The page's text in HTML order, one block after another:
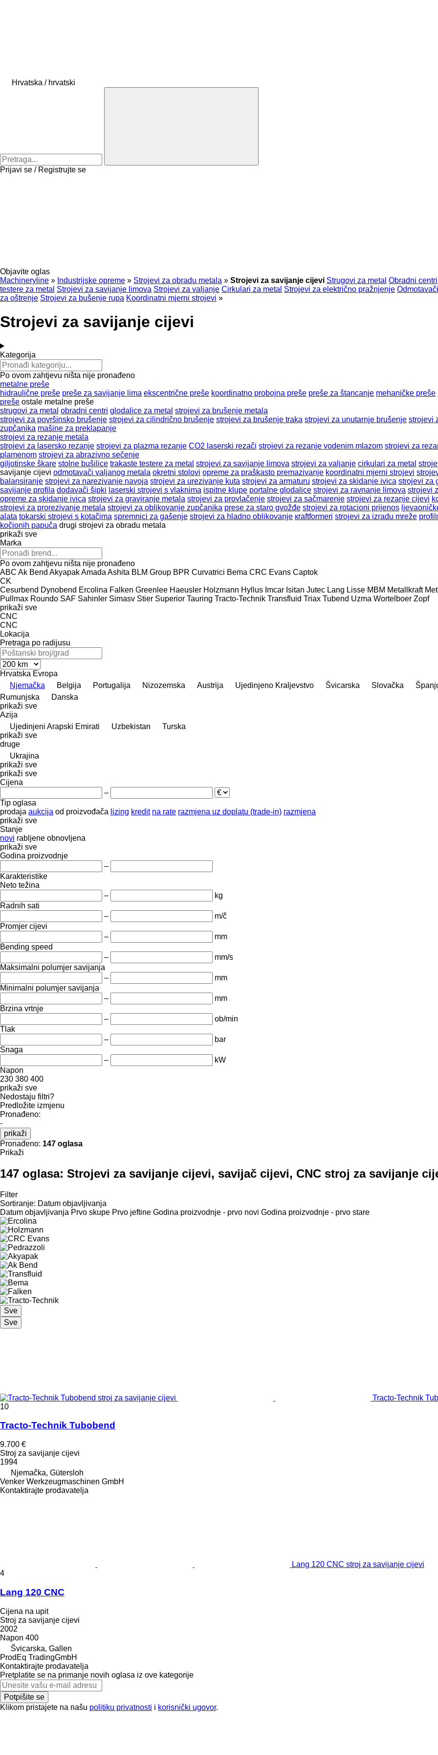
Hrvatska / hrvatski
Prijavi se / Registrujte se
Objavite oglas
Machineryline » Industrijske opreme » Strojevi za obradu metala » Strojevi za savijanje cijevi Strugovi za metal Obradni centri
testere za metal Strojevi za savijanje limova Strojevi za valjanje Cirkulari za metal Strojevi za električno pražnjenje
za oštrenje Strojevi za bušenje rupa Koordinatni mjerni strojevi »
Strojevi za savijanje cijevi
Kategorija
Po ovom zahtjevu ništa nije pronađeno
metalne preše
hidraulične preše preše za savijanje lima ekscentrične preše koordinatno probojna preše preše za štancanje mehaničke preše
preše ostale metalne preše
strugovi za metal obradni centri glodalice za metal strojevi za brušenje metala
strojevi za površinsko brušenje strojevi za cilindrično brušenje strojevi za brušenje traka strojevi za unutarnje brušenje strojevi
zupčanika mašine za preklapanje
strojevi za rezanje metala
strojevi za lasersko rezanje strojevi za plazma rezanje CO2 laserski rezači strojevi za rezanje vodenim mlazom strojevi za
plamenom strojevi za abrazivno sečenje
giljotinske škare stolne bušilice trakaste testere za metal strojevi za savijanje limova strojevi za valjanje cirkulari za metal
savijanje cijevi odmotavači valjanog metala okretni stolovi opreme za praškasto premazivanje koordinatni mjerni strojevi
balansiranje strojevi za narezivanje navoja strojevi za urezivanje kuta strojevi za armaturu strojevi za skidanje ivica strojevi za
savijanje profila dodavači šipki laserski strojevi s vlaknima ispitne klupe portalne glodalice strojevi za ravnanje limova strojevi
opreme za skidanje ivica strojevi za graviranje metala strojevi za provlačenje strojevi za sačmarenje strojevi za rezanje cijevi
strojevi za prorezivanje metala strojevi za oblikovanje zupčanika prese za staro gvožđe strojevi za rotacioni prijenos
alata tokarski strojevi s kotačima spremnici za gašenje strojevi za hladno oblikovanje кraftformeri strojevi za izradu mreže
kočionih papuča drugi strojevi za obradu metala
prikaži sve
Marka
Po ovom zahtjevu ništa nije pronađeno
ABC Ak Bend AkyapakAmada Ashita BLM Group BPR Curvatrici Bema CRC Evans Captok
CK
Cesurbend Dynobend Ercolina Falken Greenlee Haeusler Holzmann Hyllus Imcar Isitan Jutec Lang Lisse MBM Metallkraft
Pullmax Roundo SAF Sahinler Simasv Stier Superior Tauring Tracto-Technik Transfluid Triax Tubend Uzma Wortelboer Zopf
prikaži sve
CNC
CNC
Lokacija
Pretraga po radijusu
Hrvatska Evropa
Njemačka
Belgija Portugalija Nizozemska Austrija Ujedinjeno Kraljevstvo Švicarska Slovačka
Rumunjska
Danska
prikaži sve
Azija
Ujedinjeni Arapski Emirati
Uzbekistan
Turska
prikaži sve
druge
Ukrajina
prikaži sve
prikaži sve
Cijena
–
Tip oglasa
prodaja aukcija od proizvođača lizing kredit na rate razmjena uz doplatu (trade-in) razmjena
prikaži sve
Stanje
novi rabljene obnovljena
prikaži sve
Godina proizvodnje
–
Karakteristike
Neto težina
–
kg
Radnih sati
–
m/č
Promjer cijevi
–
mm
Bending speed
–
mm/s
Maksimalni polumjer savijanja
–
mm
Minimalni polumjer savijanja
–
mm
Brzina vrtnje
–
ob/min
Tlak
–
bar
Snaga
–
kW
Napon
230 380 400
prikaži sve
Nedostaju filtri?
Predložite izmjenu
Pronađeno:
-
prikaži
Pronađeno: 147 oglasa
Prikaži
147 oglasa: Strojevi za savijanje cijevi, savijač cijevi, CNC stroj za savijanje
Filter
Sortiranje: Datum objavljivanja
Datum objavljivanja Prvo skupe Prvo jeftine Godina proizvodnje - prvo novi Godina proizvodnje - prvo stare
Sve
Sve
Tracto-Technik
10
Tracto-Technik Tubobend
9.700 €
Stroj za savijanje cijevi
1994
Njemačka, Gütersloh
Venker Werkzeugmaschinen GmbH
Kontaktirajte prodavatelja
Lang 120 CNC stroj za savijanje cijevi
4
Lang 120 CNC
Cijena na upit
Stroj za savijanje cijevi
2002
Napon 400
Švicarska, Gallen
ProdEq TradingGmbH
Kontaktirajte prodavatelja
Pretplatite se na primanje novih oglasa iz ove kategorije
Potpišite se
Klikom pristajete na našu politiku privatnosti i korisnički ugovor.